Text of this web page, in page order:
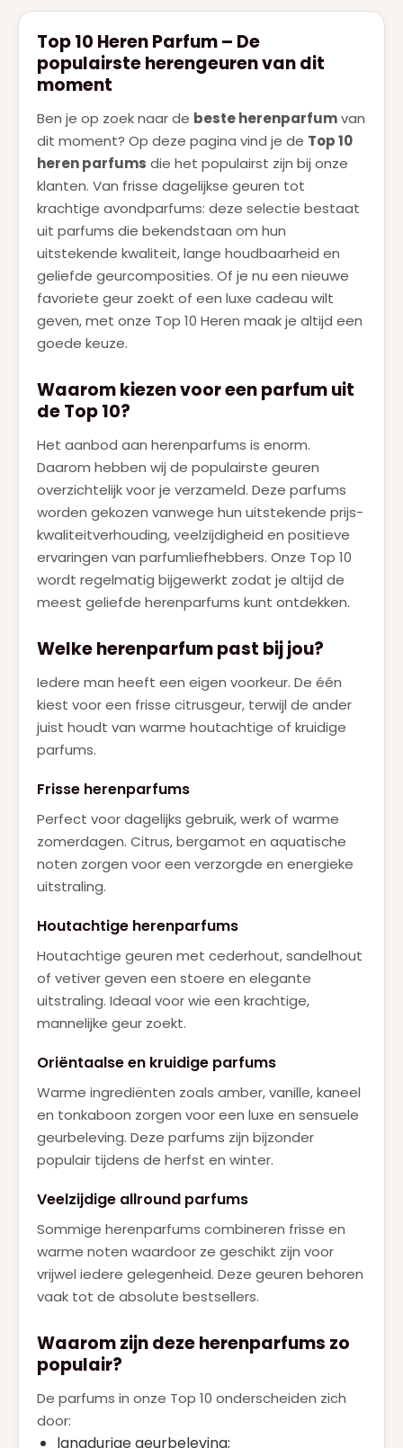
Top 10 Heren Parfum – De
populairste herengeuren van dit
moment
Ben je op zoek naar de beste herenparfumvan
dit moment? Op deze pagina vind je de Top 10
heren parfums die het populairst zijn bij onze
klanten. Van frisse dagelijkse geuren tot
krachtige avondparfums: deze selectie bestaat
uit parfums die bekendstaan om hun
uitstekende kwaliteit, lange houdbaarheid en
geliefde geurcomposities. Of je nu een nieuwe
favoriete geur zoekt of een luxe cadeau wilt
geven, met onze Top 10 Heren maak je altijd een
goede keuze.
Waarom kiezen voor een parfum uit
de Top 10?
Het aanbod aan herenparfums is enorm.
Daarom hebben wij de populairste geuren
overzichtelijk voor je verzameld. Deze parfums
worden gekozen vanwege hun uitstekende prijs-
kwaliteitverhouding, veelzijdigheid en positieve
ervaringen van parfumliefhebbers. Onze Top 10
wordt regelmatig bijgewerkt zodat je altijd de
meest geliefde herenparfums kunt ontdekken.
Welke herenparfum past bij jou?
Iedere man heeft een eigen voorkeur. De één
kiest voor een frisse citrusgeur, terwijl de ander
juist houdt van warme houtachtige of kruidige
parfums.
Frisse herenparfums
Perfect voor dagelijks gebruik, werk of warme
zomerdagen. Citrus, bergamot en aquatische
noten zorgen voor een verzorgde en energieke
uitstraling.
Houtachtige herenparfums
Houtachtige geuren met cederhout, sandelhout
of vetiver geven een stoere en elegante
uitstraling. Ideaal voor wie een krachtige,
mannelijke geur zoekt.
Oriëntaalse en kruidige parfums
Warme ingrediënten zoals amber, vanille, kaneel
en tonkaboon zorgen voor een luxe en sensuele
geurbeleving. Deze parfums zijn bijzonder
populair tijdens de herfst en winter.
Veelzijdige allround parfums
Sommige herenparfums combineren frisse en
warme noten waardoor ze geschikt zijn voor
vrijwel iedere gelegenheid. Deze geuren behoren
vaak tot de absolute bestsellers.
Waarom zijn deze herenparfums zo
populair?
De parfums in onze Top 10 onderscheiden zich
door:
langdurige geurbeleving;